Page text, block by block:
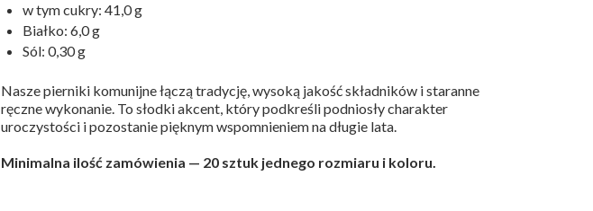
w tym cukry: 41,0 g
Białko: 6,0 g
Sól: 0,30 g
Nasze pierniki komunijne łączą tradycję, wysoką jakość składników i staranne
ręczne wykonanie. To słodki akcent, który podkreśli podniosły charakter
uroczystości i pozostanie pięknym wspomnieniem na długie lata.
Minimalna ilość zamówienia — 20 sztuk jednego rozmiaru i koloru.